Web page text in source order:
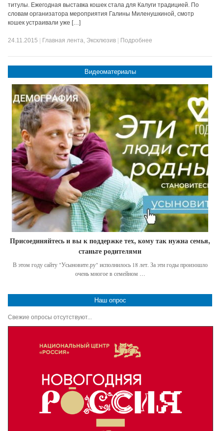
титулы. Ежегодная выставка кошек стала для Калуги традицией. По
словам организатора мероприятия Галины Миленушкиной, смотр
кошек устраивали уже […]
24.11.2015 Главная лента, Эксклюзив Подробнее
Видеоматериалы
Присоединяйтесь и вы к поддержке тех, кому так нужна семья,
станьте родителями
В этом году сайту "Усыновите.ру" исполнилось 18 лет. За эти годы произошло
очень многое в семейном …
Наш опрос
Свежие опросы отсутствуют...